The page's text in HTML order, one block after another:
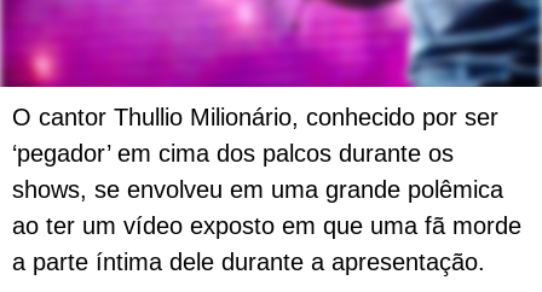
O cantor Thullio Milionário, conhecido por ser
‘pegador’ em cima dos palcos durante os
shows, se envolveu em uma grande polêmica
ao ter um vídeo exposto em que uma fã morde
a parte íntima dele durante a apresentação.